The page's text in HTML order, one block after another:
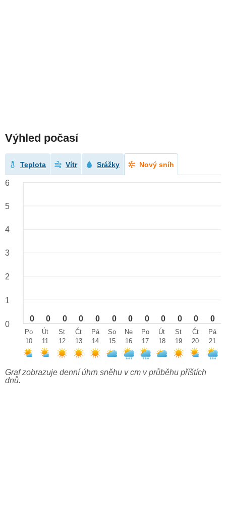
Výhled počasí
Teplota Vítr Srážky Nový sníh
0 0 0 0 0 0 0 0 0 0 0 0
6
5
4
3
2
1
0
Po
10
Út
11
St
12
Čt
13
Pá
14
So
15
Ne
16
Po
17
Út
18
St
19
Čt
20
Pá
21
Graf zobrazuje denní úhrn sněhu v cm v průběhu příštích
dnů.